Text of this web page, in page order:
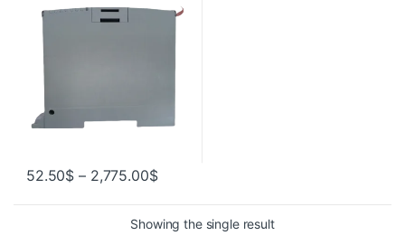
52.50$ – 2,775.00$
Showing the single result